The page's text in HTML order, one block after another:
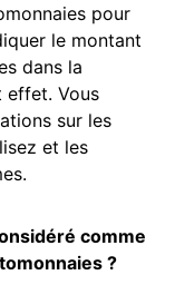
pour
le montant
dans la
effet. Vous
sur les
et les
comme
?